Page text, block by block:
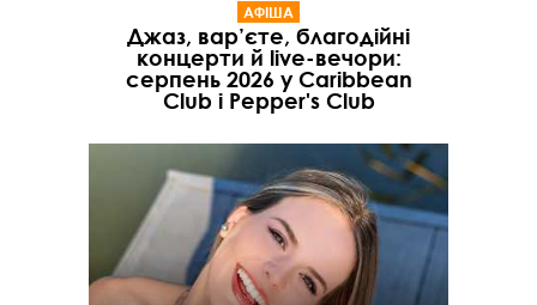
АФІША
Джаз, вар’єте, благодійні
концерти й live-вечори:
серпень 2026 у Caribbean
Club і Pepper's Club